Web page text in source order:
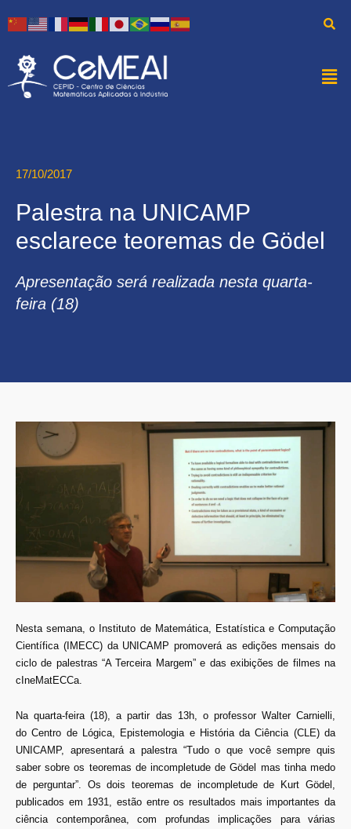
17/10/2017
Palestra na UNICAMP
esclarece teoremas de Gödel
Apresentação será realizada nesta quarta-
feira (18)
Nesta semana, o Instituto de Matemática, Estatística e Computação
Científica (IMECC) da UNICAMP promoverá as edições mensais do
ciclo de palestras “A Terceira Margem” e das exibições de filmes na
cIneMatECCa.
Na quarta-feira (18), a partir das 13h, o professor Walter Carnielli,
do Centro de Lógica, Epistemologia e História da Ciência (CLE) da
UNICAMP, apresentará a palestra “Tudo o que você sempre quis
saber sobre os teoremas de incompletude de Gödel mas tinha medo
de perguntar”. Os dois teoremas de incompletude de Kurt Gödel,
publicados em 1931, estão entre os resultados mais importantes da
ciência contemporânea, com profundas implicações para várias